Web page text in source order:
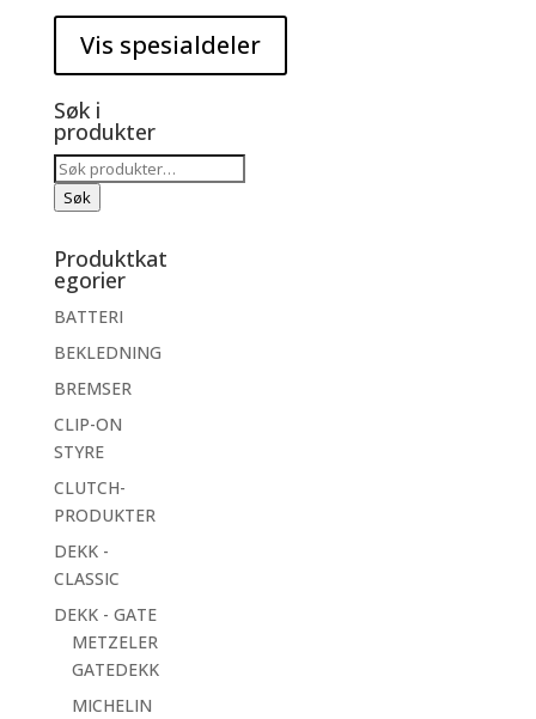
Søk i
produkter
Søk
etter:
Søk
Produktkat
egorier
BATTERI
BEKLEDNING
BREMSER
CLIP-ON
STYRE
CLUTCH-
PRODUKTER
DEKK -
CLASSIC
DEKK - GATE
METZELER
GATEDEKK
MICHELIN